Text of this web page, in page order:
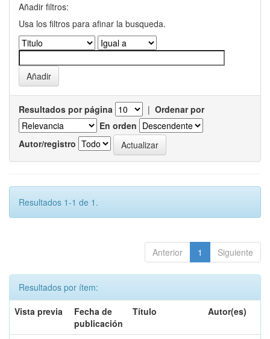
Añadir filtros:
Usa los filtros para afinar la busqueda.
Resultados por página | Ordenar por
En orden
Autor/registro
Resultados 1-1 de 1.
Anterior 1 Siguiente
Resultados por ítem:
Vista previa
Fecha de
publicación
Título Autor(es)